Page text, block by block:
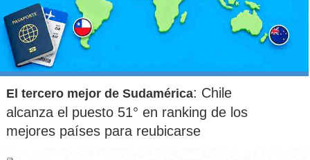
El tercero mejor de Sudamérica: Chile
alcanza el puesto 51° en ranking de los
mejores países para reubicarse